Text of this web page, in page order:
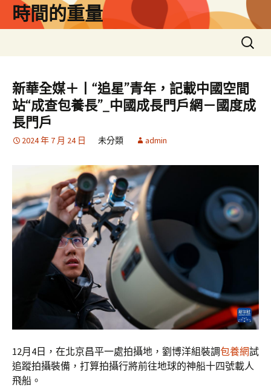
時間的重量
搜
尋
鍵
字:
新華全媒＋丨“追星”青年，記載中國空間
站“成查包養長”_中國成長門戶網－國度成
長門戶
2024 年 7 月 24 日 未分類 admin
12月4日，在北京昌平一處拍攝地，劉博洋組裝調包養網試
追蹤拍攝裝備，打算拍攝行將前往地球的神船十四號載人
飛船。